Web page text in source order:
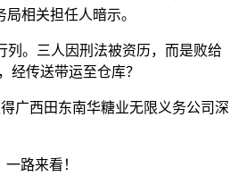
相关担任人暗示。
。三人因刑法被资历，而是败给
经传送带运至仓库？
广西田东南华糖业无限义务公司深
路来看！